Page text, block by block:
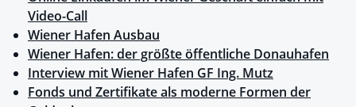
Video-Call
Wiener Hafen Ausbau
Wiener Hafen: der größte öffentliche Donauhafen
Interview mit Wiener Hafen GF Ing. Mutz
Fonds und Zertifikate als moderne Formen der